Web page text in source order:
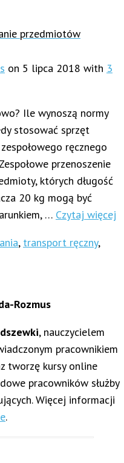
przedmiotów
on 5 lipca 2018 with 3
Ile wynoszą normy
stosować sprzęt
ręcznego
przenoszenie
których długość
20 kg mogą być
… Czytaj więcej
, transport ręczny,
Rozmus
, nauczycielem
pracownikiem
tworzę kursy online
pracowników służby
Więcej informacji
.